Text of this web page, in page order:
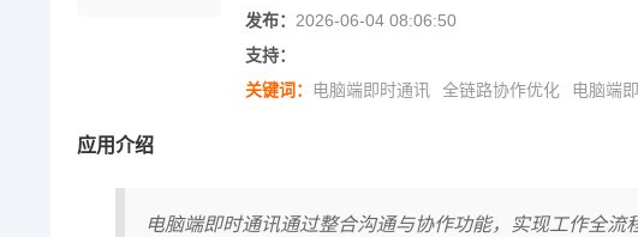
发布： 2026-06-04 08:06:50
支持：
关键词： 电脑端即时通讯 全链路协作优化 电脑端
应用介绍
电脑端即时通讯通过整合沟通与协作功能，实现工作全